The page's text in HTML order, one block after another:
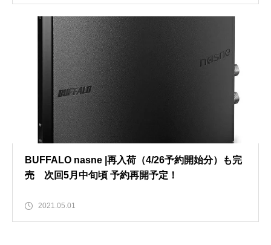
BUFFALO nasne |再入荷（4/26予約開始分）も完
売 次回5月中旬頃 予約再開予定！
2021.05.01